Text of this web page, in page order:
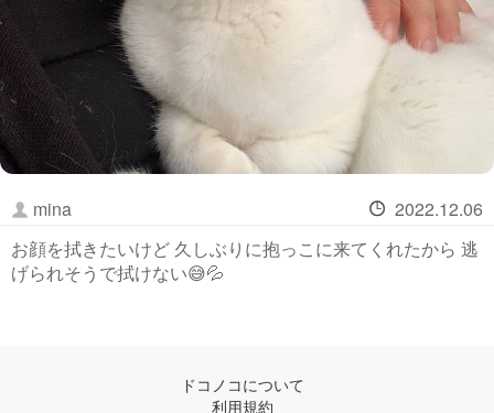
mina
2022.12.06
お顔を拭きたいけど 久しぶりに抱っこに来てくれたから 逃
げられそうで拭けない😅💦
ドコノコについて
利用規約